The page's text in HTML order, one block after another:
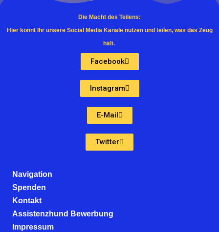
Die Macht des Teilens:
Hier könnt Ihr unsere Social Media Kanäle nutzen und teilen, was das Zeug
hält.
Facebook
Instagram
E-Mail
Twitter
Navigation
Spenden
Kontakt
Assistenzhund Bewerbung
Impressum